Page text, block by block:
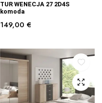
TUR WENECJA 27 2D4S
komoda
149,00 €